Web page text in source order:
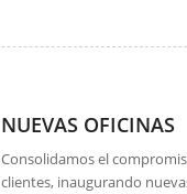
NUEVAS OFICINAS
Consolidamos el
clientes, inaugurando